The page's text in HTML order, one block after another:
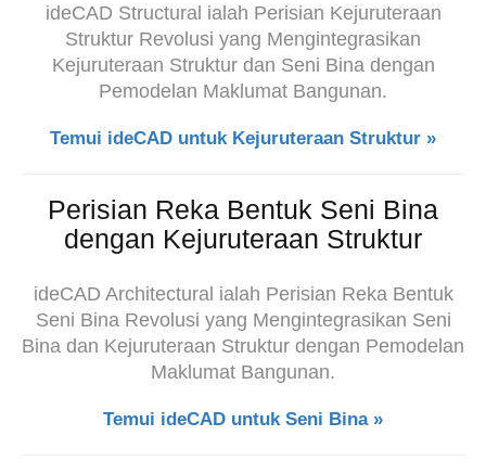
ideCAD Structural ialah Perisian Kejuruteraan
Struktur Revolusi yang Mengintegrasikan
Kejuruteraan Struktur dan Seni Bina dengan
Pemodelan Maklumat Bangunan.
Temui ideCAD untuk Kejuruteraan Struktur »
Perisian Reka Bentuk Seni Bina
dengan Kejuruteraan Struktur
ideCAD Architectural ialah Perisian Reka Bentuk
Seni Bina Revolusi yang Mengintegrasikan Seni
Bina dan Kejuruteraan Struktur dengan Pemodelan
Maklumat Bangunan.
Temui ideCAD untuk Seni Bina »